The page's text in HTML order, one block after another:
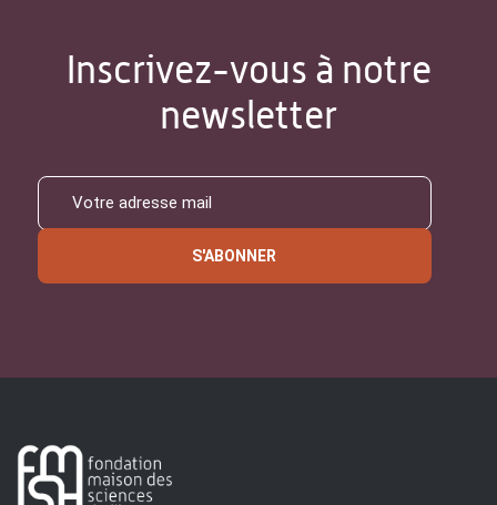
Inscrivez-vous à notre
newsletter
S'ABONNER